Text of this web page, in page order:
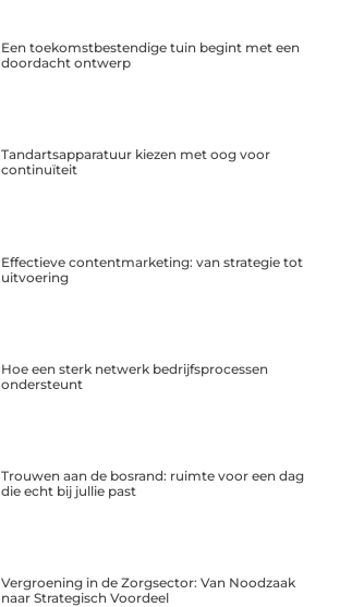
Een toekomstbestendige tuin begint met een
doordacht ontwerp
Tandartsapparatuur kiezen met oog voor
continuïteit
Effectieve contentmarketing: van strategie tot
uitvoering
Hoe een sterk netwerk bedrijfsprocessen
ondersteunt
Trouwen aan de bosrand: ruimte voor een dag
die echt bij jullie past
Vergroening in de Zorgsector: Van Noodzaak
naar Strategisch Voordeel